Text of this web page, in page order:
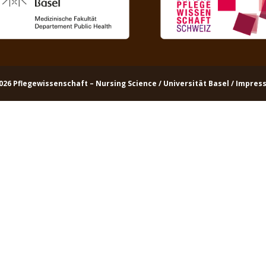
Pflegewissenschaft – Nursing Science / Universität Basel /